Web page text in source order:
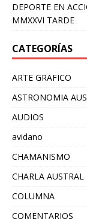
DEPORTE EN
MMXXVI TARDE
CATEGORÍAS
ARTE GRAFICO
ASTRONOMIA
AUDIOS
avidano
CHAMANISMO
CHARLA AUSTRAL
COLUMNA
COMENTARIOS